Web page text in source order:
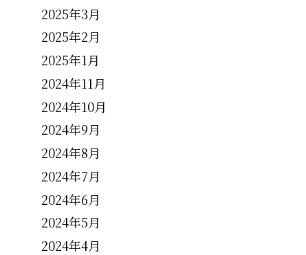
2025年3月
2025年2月
2025年1月
2024年11月
2024年10月
2024年9月
2024年8月
2024年7月
2024年6月
2024年5月
2024年4月